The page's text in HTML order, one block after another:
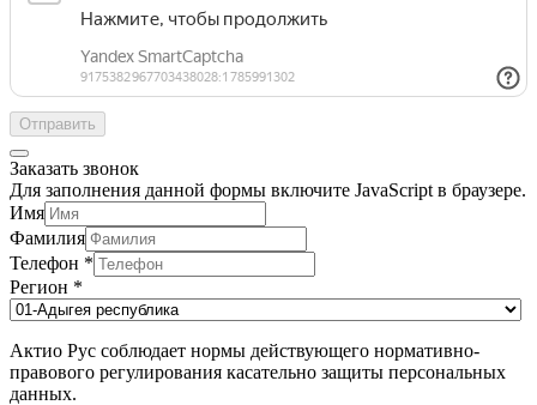
Отправить
Заказать звонок
Для заполнения данной формы включите JavaScript в браузере.
Имя
Фамилия
Телефон *
Регион *
Актио Рус соблюдает нормы действующего нормативно-
правового регулирования касательно защиты персональных
данных.